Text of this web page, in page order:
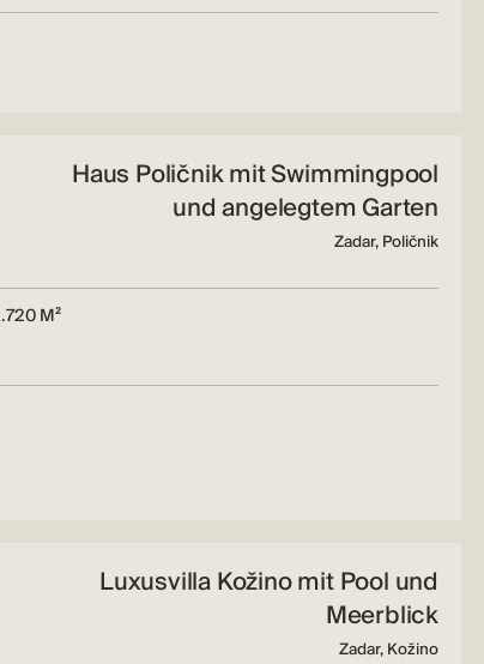
Haus Poličnik mit Swimmingpool
und angelegtem Garten
Zadar, Poličnik
M²
Luxusvilla Kožino mit Pool und
Meerblick
Zadar, Kožino